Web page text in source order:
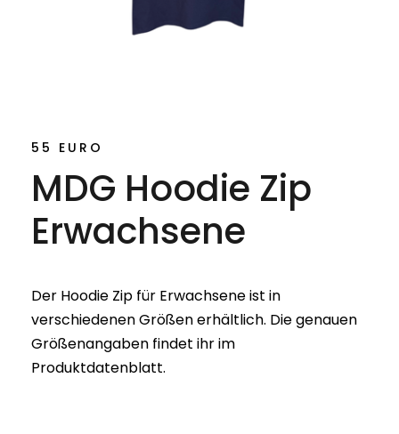
55 EURO
MDG Hoodie Zip
Erwachsene
Der Hoodie Zip für Erwachsene ist in
verschiedenen Größen erhältlich. Die genauen
Größenangaben findet ihr im
Produktdatenblatt.